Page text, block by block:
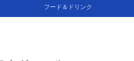
フード＆ドリンク